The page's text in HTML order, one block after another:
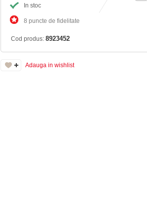
In stoc
8 puncte de fidelitate
Cod produs: 8923452
Adauga in wishlist